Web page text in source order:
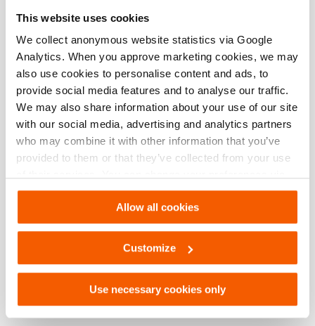
This website uses cookies
We collect anonymous website statistics via Google
Analytics. When you approve marketing cookies, we may
also use cookies to personalise content and ads, to
provide social media features and to analyse our traffic.
We may also share information about your use of our site
with our social media, advertising and analytics partners
who may combine it with other information that you’ve
provided to them or that they’ve collected from your use
Settings. See ourcookiestatement.
Allow all cookies
Customize
Use necessary cookies only
Klemkop DBH 21
Hoeveelheid:2
Zie details
Klemkop DBH 23
Zie details
Klemkop DBH 24
Hoeveelheid:2
Zie details